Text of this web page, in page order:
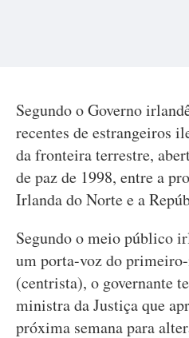
Segundo o Governo
recentes de estrangeiros
da fronteira terrestre,
de paz de 1998, entre a
Irlanda do Norte e a
Segundo o meio público
um porta-voz do
(centrista), o governante
ministra da Justiça que
próxima semana para